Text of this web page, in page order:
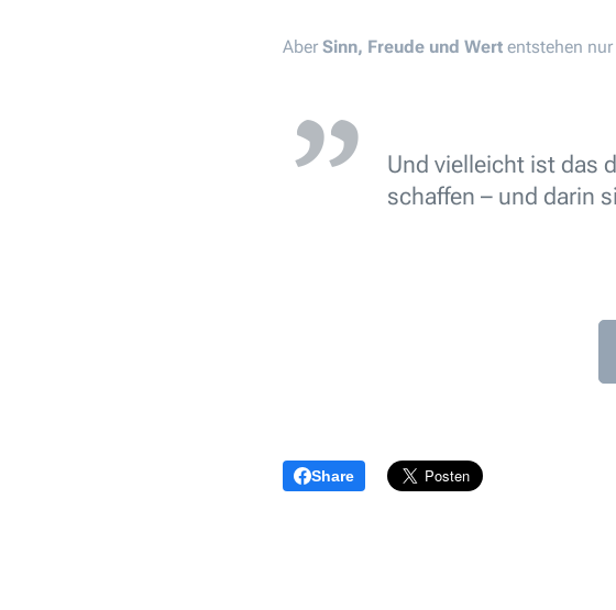
Aber Sinn, Freude und Wert entstehen
Und vielleicht ist das
schaffen – und darin
Share